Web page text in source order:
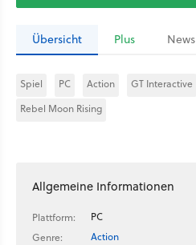
Übersicht Plus News
Spiel PC Action GT Interactive
Rebel Moon Rising
Allgemeine Informationen
Plattform:
PC
Genre:
Action